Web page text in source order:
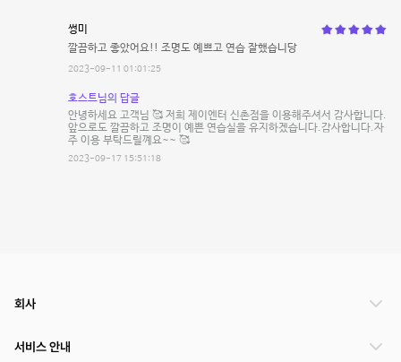
썽미
깔끔하고 좋았어요!! 조명도 예쁘고 연습 잘했습니당
2023-09-11 01:01:25
호스트님의 답글
안녕하세요 고객님 🥰 저희 제이엔터 신촌점을 이용해주셔서 감사합니다.
앞으로도 깔끔하고 조명이 예쁜 연습실을 유지하겠습니다.감사합니다.자
주 이용 부탁드릴꼐요~~ 🥰
2023-09-17 15:51:18
회사
서비스 안내